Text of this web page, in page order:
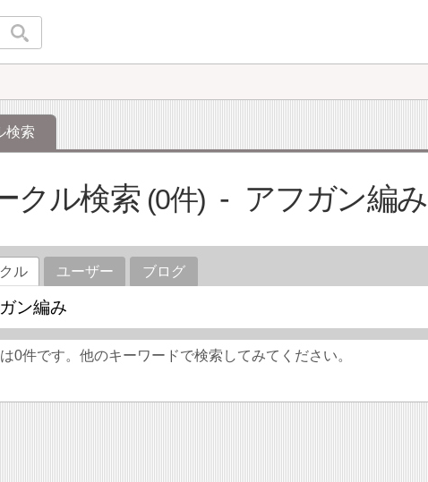
検索
クル検索 0 アフガン編み
ル ユーザー ブログ
0件です。他のキーワードで検索してみてください。